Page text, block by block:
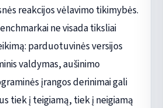
reakcijos vėlavimo tikimybės.
ne visada tiksliai
parduotuvinės versijos
valdymas, aušinimo
įrangos derinimai gali
tiek į teigiamą, tiek į neigiamą